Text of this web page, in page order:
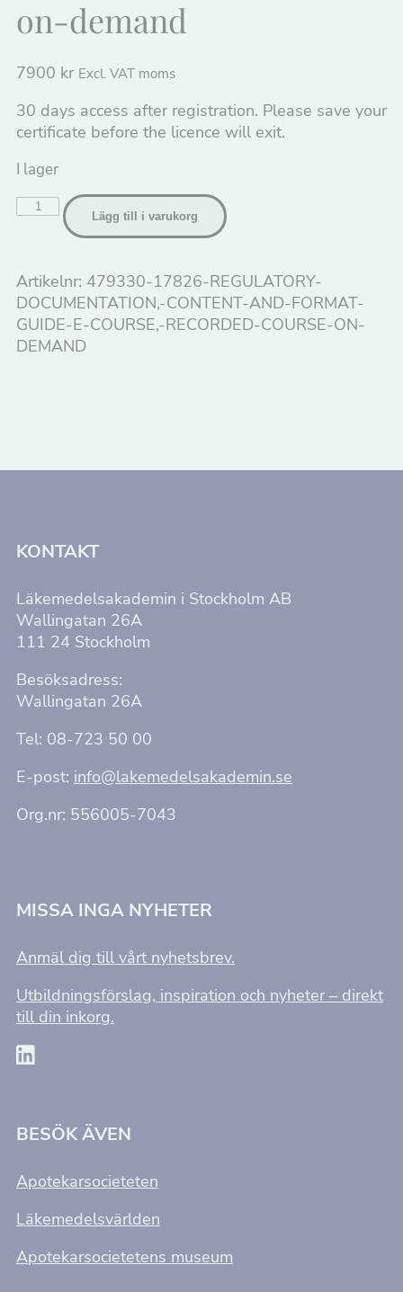
on-demand
7900 kr Excl. VAT moms
30 days access after registration. Please save your
certificate before the licence will exit.
I lager
Regulatory
documentation,
format
guide
e-
course,
Lägg till i varukorg
Artikelnr: 479330-17826-REGULATORY-
DOCUMENTATION,-CONTENT-AND-FORMAT-
GUIDE-E-COURSE,-RECORDED-COURSE-ON-
DEMAND
KONTAKT
Läkemedelsakademin i Stockholm AB
Wallingatan 26A
111 24 Stockholm
Besöksadress:
Wallingatan 26A
Tel: 08-723 50 00
E-post: info@lakemedelsakademin.se
Org.nr: 556005-7043
MISSA INGA NYHETER
Anmäl dig till vårt nyhetsbrev.
Utbildningsförslag, inspiration och nyheter – direkt
till din inkorg.
BESÖK ÄVEN
Apotekarsocieteten
Läkemedelsvärlden
Apotekarsocietetens museumfungera.